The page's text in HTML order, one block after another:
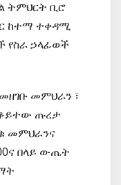
ትምህርት ቢሮ
ከተማ ተቀዳሚ
የስራ ኃላፊወች
መምህራን ፣
ጡረታ
መምህራንና
በላይ ውጤት